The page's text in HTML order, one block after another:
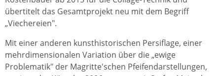
übertitelt das Gesamtprojekt neu mit dem Begriff
„Viechereien".
Mit einer anderen kunsthistorischen Persiflage, einer
mehrdimensionalen Variation über die „ewige
Problematik" der Magritte'schen Pfeifendarstellungen,